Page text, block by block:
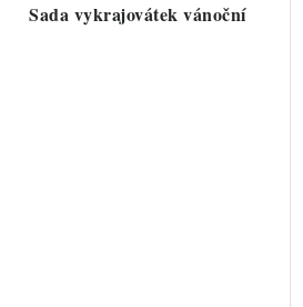
Sada vykrajovátek vánoční